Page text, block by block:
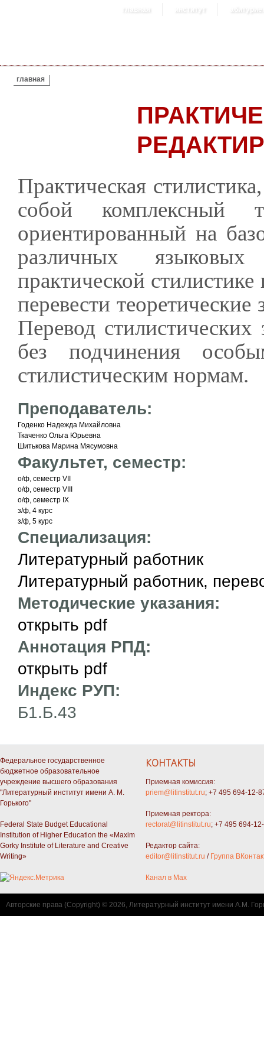
главная институт
ВЫ ЗДЕСЬ
главная
Практическая
собой комплексный
ориентированный на
различных
практической
перевести
Перевод
без подчинения
стилистическим нормам.
Преподаватель:
Годенко Надежда Михайловна
Ткаченко Ольга Юрьевна
Шитькова Марина Мясумовна
Факультет, семестр:
о/ф, семестр VII
о/ф, семестр VIII
о/ф, семестр IX
з/ф, 4 курс
з/ф, 5 курс
Специализация:
Литературный работник
Литературный работник,
Методические указания:
открыть pdf
Аннотация РПД:
открыть pdf
Индекс РУП:
Б1.Б.43
Федеральное государственное
бюджетное образовательное
учреждение высшего образования
"Литературный институт имени А. М.
Горького"
Federal State Budget Educational
Institution of Higher Education the «Maxim
Gorky Institute of Literature and Creative
Writing»
КОНТАКТЫ
Приемная комиссия:
priem@litinstitut.ru; +7 495 694-12-
Приемная ректора:
rectorat@litinstitut.ru; +7 495 694-
Редактор сайта:
editor@litinstitut.ru / Группа
Канал в Max
Авторские права (Copyright) © 2026, Литературный институт имени А.М.